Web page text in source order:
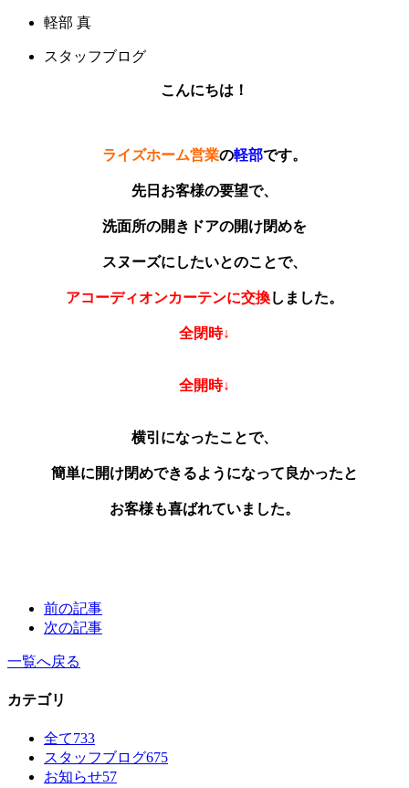
軽部 真
スタッフブログ
こんにちは！
ライズホーム営業の軽部です。
先日お客様の要望で、
洗面所の開きドアの開け閉めを
スヌーズにしたいとのことで、
アコーディオンカーテンに交換しました。
全閉時↓
全開時↓
横引になったことで、
簡単に開け閉めできるようになって良かったと
お客様も喜ばれていました。
前の記事
次の記事
一覧へ戻る
カテゴリ
全て733
スタッフブログ675
お知らせ57